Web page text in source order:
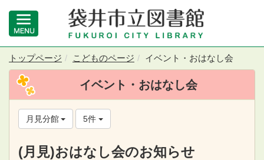
トップページ こどものページ イベント・おはなし会
イベント・おはなし会
月見分館 5件
(月見)おはなし会のお知らせ